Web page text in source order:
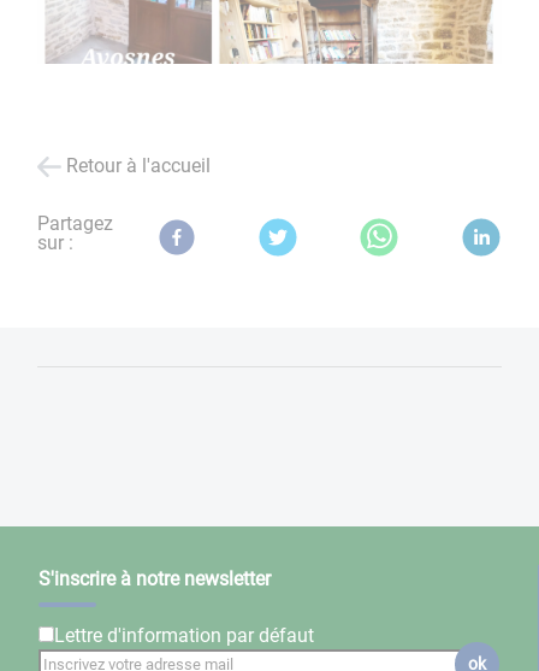
Retour à l'accueil
Partagez
sur :
S'inscrire à notre newsletter
Lettre d'information par défaut
ok